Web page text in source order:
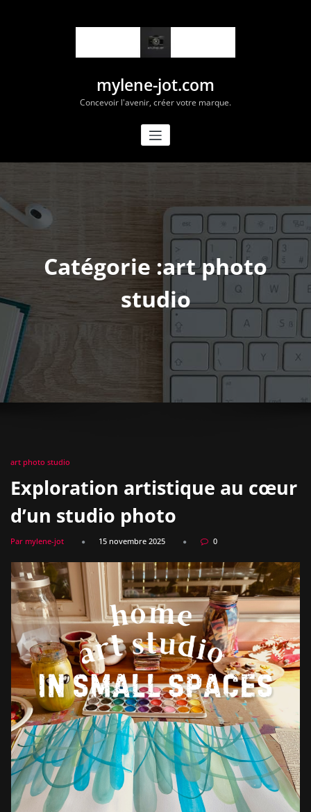
mylene-jot.com
Concevoir l'avenir, créer votre marque.
Catégorie :art photo
studio
art photo studio
Exploration artistique au cœur
d’un studio photo
Par mylene-jot 15 novembre 2025 0